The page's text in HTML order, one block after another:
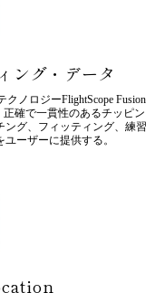
ング・データ
ノロジーFlightScope Fusion
正確で一貫性のあるチッピン
ング、フィッティング、練習
ーザーに提供する。